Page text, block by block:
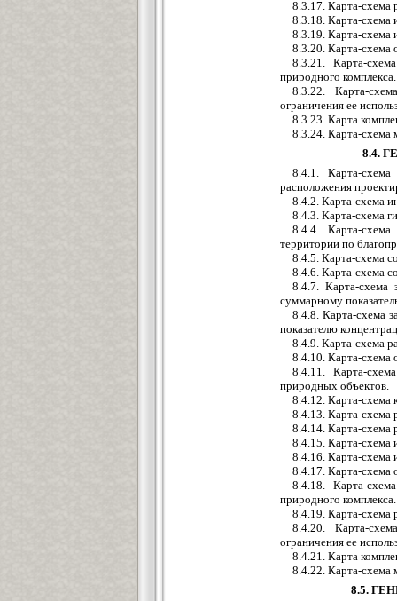
8.3.17. Карта-схема
8.3.18. Карта-схема
8.3.19. Карта-схема
8.3.20. Карта-схема
8.3.21. Карта-
природного комплекса.
8.3.22. Карта-
ограничения ее
8.3.23. Карта
8.3.24. Карта-
8.4.
8.4.1. Карта-
расположения
8.4.2. Карта-схема
8.4.3. Карта-схема
8.4.4. Карта-
территории по
8.4.5. Карта-схема
8.4.6. Карта-схема
8.4.7. Карта-схема
суммарному
8.4.8. Карта-схема
показателю
8.4.9. Карта-схема
8.4.10. Карта-схема
8.4.11. Карта-
природных объектов.
8.4.12. Карта-схема
8.4.13. Карта-схема
8.4.14. Карта-схема
8.4.15. Карта-схема
8.4.16. Карта-схема
8.4.17. Карта-схема
8.4.18. Карта-
природного комплекса.
8.4.19. Карта-схема
8.4.20. Карта-
ограничения ее
8.4.21. Карта
8.4.22. Карта-
8.5.